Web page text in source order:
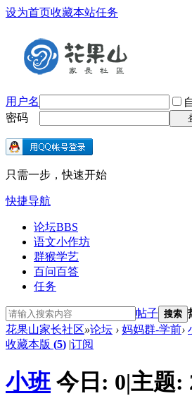
设为首页收藏本站任务
用户名
密码
只需一步，快速开始
快捷导航
论坛BBS
语文小作坊
群猴学艺
百问百答
任务
帖子 搜索
花果山家长社区»论坛 › 妈妈群-学前›
收藏本版 (5) |订阅
小班 今日: 0|主题: